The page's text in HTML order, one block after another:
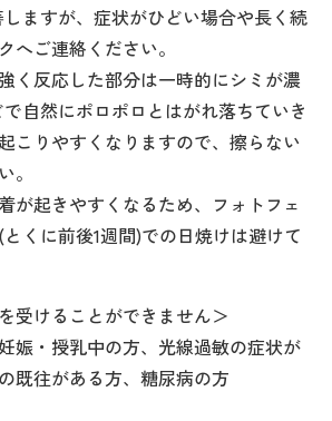
しますが、症状がひどい場合や長く続
へご連絡ください。
く反応した部分は一時的にシミが濃
で自然にポロポロとはがれ落ちていき
こりやすくなりますので、擦らない
。
が起きやすくなるため、フォトフェ
くに前後1週間)での日焼けは避けて
受けることができません＞
娠・授乳中の方、光線過敏の症状が
既往がある方、糖尿病の方